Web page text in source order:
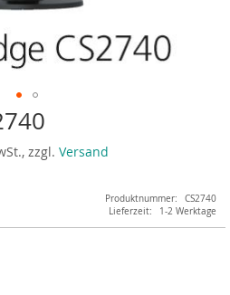
zzgl. Versand
Produktnummer
CS2740
Lieferzeit
1-2 Werktage